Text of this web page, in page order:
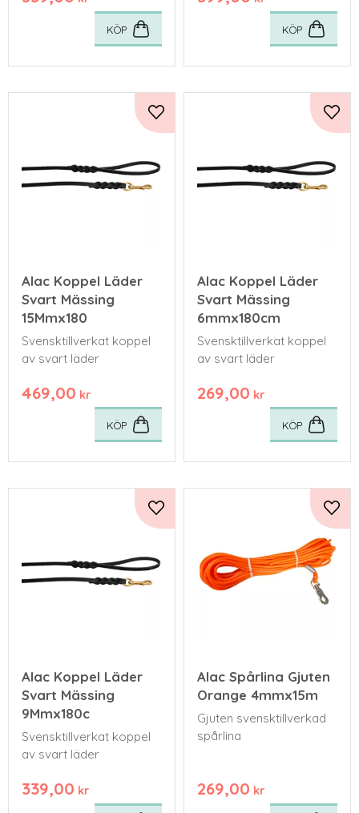
KÖP KÖP
Alac Koppel Läder
Svart Mässing
15Mmx180
Svensktillverkat koppel
av svart läder
469,00 kr
Lägg till i favoriter
KÖP
Alac Koppel Läder
Svart Mässing
6mmx180cm
Svensktillverkat koppel
av svart läder
269,00 kr
KÖP
Alac Koppel Läder
Svart Mässing
9Mmx180c
Svensktillverkat koppel
av svart läder
339,00 kr
Lägg till i favoriter
Alac Spårlina Gjuten
Orange 4mmx15m
Gjuten svensktillverkad
spårlina
269,00 kr